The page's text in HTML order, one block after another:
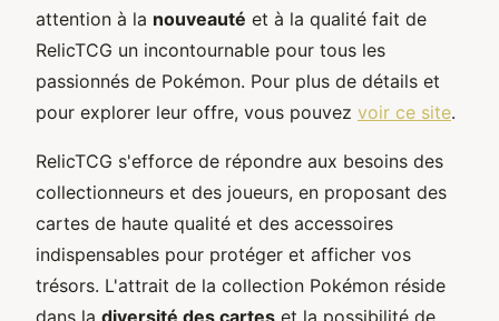
attention à la nouveauté et à la qualité fait de
RelicTCG un incontournable pour tous les
passionnés de Pokémon. Pour plus de détails et
pour explorer leur offre, vous pouvez voir ce site.
RelicTCG s'efforce de répondre aux besoins des
collectionneurs et des joueurs, en proposant des
cartes de haute qualité et des accessoires
indispensables pour protéger et afficher vos
trésors. L'attrait de la collection Pokémon réside
dans la diversité des cartes et la possibilité de